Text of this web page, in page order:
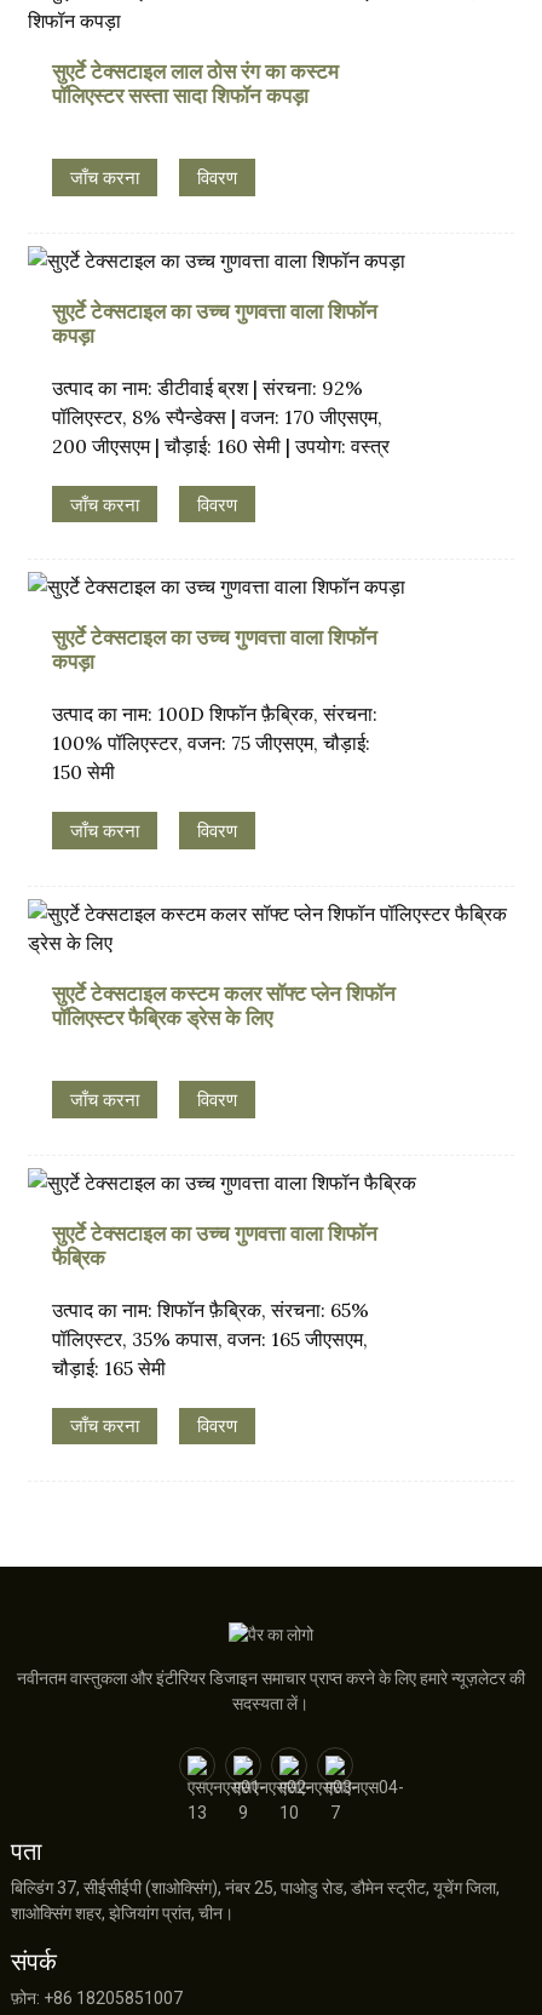
सुएर्टे टेक्सटाइल लाल ठोस रंग का कस्टम
पॉलिएस्टर सस्ता सादा शिफॉन कपड़ा
जाँच करना विवरण
सुएर्टे टेक्सटाइल का उच्च गुणवत्ता वाला शिफॉन
कपड़ा
उत्पाद का नाम: डीटीवाई ब्रश | संरचना: 92%
पॉलिएस्टर, 8% स्पैन्डेक्स | वजन: 170 जीएसएम,
200 जीएसएम | चौड़ाई: 160 सेमी | उपयोग: वस्त्र
जाँच करना विवरण
सुएर्टे टेक्सटाइल का उच्च गुणवत्ता वाला शिफॉन
कपड़ा
उत्पाद का नाम: 100D शिफॉन फ़ैब्रिक, संरचना:
100% पॉलिएस्टर, वजन: 75 जीएसएम, चौड़ाई:
150 सेमी
जाँच करना विवरण
सुएर्टे टेक्सटाइल कस्टम कलर सॉफ्ट प्लेन शिफॉन
पॉलिएस्टर फैब्रिक ड्रेस के लिए
जाँच करना विवरण
सुएर्टे टेक्सटाइल का उच्च गुणवत्ता वाला शिफॉन
फैब्रिक
उत्पाद का नाम: शिफॉन फ़ैब्रिक, संरचना: 65%
पॉलिएस्टर, 35% कपास, वजन: 165 जीएसएम,
चौड़ाई: 165 सेमी
जाँच करना विवरण
नवीनतम वास्तुकला और इंटीरियर डिजाइन समाचार प्राप्त करने के लिए हमारे न्यूज़लेटर की
सदस्यता लें।
पता
बिल्डिंग 37, सीईसीईपी (शाओक्सिंग), नंबर 25, पाओडु रोड, डौमेन स्ट्रीट, यूचेंग जिला,
शाओक्सिंग शहर, झेजियांग प्रांत, चीन।
संपर्क
फ़ोन: +86 18205851007